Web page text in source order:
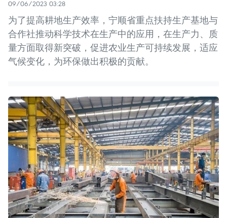
09/06/2023 03:28
为了提高耕地生产效率，宁顺省重点扶持生产基地与
合作社推动科学技术在生产中的应用，在生产力、质
量方面取得新突破，促进农业生产可持续发展，适应
气候变化，为环保做出积极的贡献。 ​